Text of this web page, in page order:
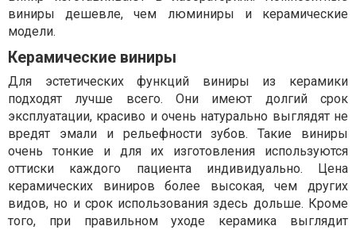
виниры дешевле, чем люминиры и керамические
модели.
Керамические виниры
Для эстетических функций виниры из керамики
подходят лучше всего. Они имеют долгий срок
эксплуатации, красиво и очень натурально выглядят не
вредят эмали и рельефности зубов. Такие виниры
очень тонкие и для их изготовления используются
оттиски каждого пациента индивидуально. Цена
керамических виниров более высокая, чем других
видов, но и срок использования здесь дольше. Кроме
того, при правильном уходе керамика выглядит